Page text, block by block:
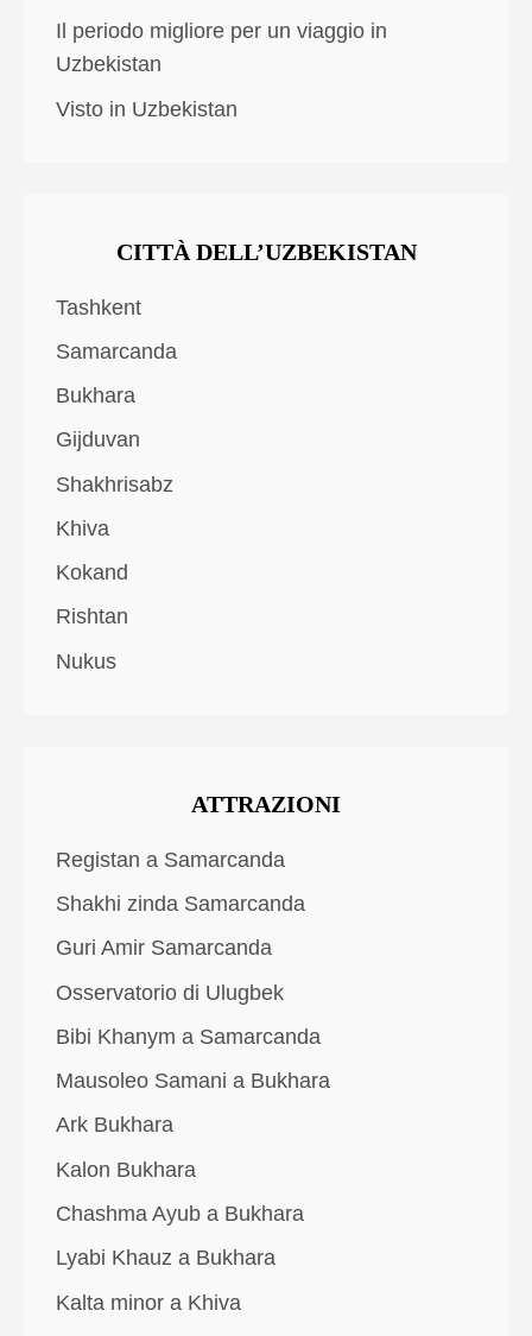
Il periodo migliore per un viaggio in
Uzbekistan
Visto in Uzbekistan
CITTÀ DELL’UZBEKISTAN
Tashkent
Samarcanda
Bukhara
Gijduvan
Shakhrisabz
Khiva
Kokand
Rishtan
Nukus
ATTRAZIONI
Registan a Samarcanda
Shakhi zinda Samarcanda
Guri Amir Samarcanda
Osservatorio di Ulugbek
Bibi Khanym a Samarcanda
Mausoleo Samani a Bukhara
Ark Bukhara
Kalon Bukhara
Chashma Ayub a Bukhara
Lyabi Khauz a Bukhara
Kalta minor a Khiva